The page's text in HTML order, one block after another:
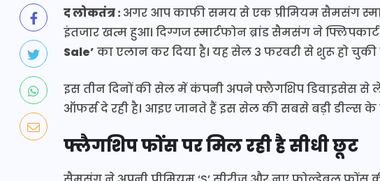
द लोकतंत्र :अगर आप काफी समय से एक प्रीमियम सैमसंग
इंतजार खत्म हुआ। दिग्गज स्मार्टफोन ब्रांड सैमसंग ने
Sale’ का एलान कर दिया है। यह सेल 3 फरवरी से शुरू हो
इस तीन दिनों की सेल में कंपनी अपने फ्लैगशिप डिवाइसेस से
ऑफर्स दे रही है। आइए जानते हैं इस सेल की सबसे बड़ी डील्स के
फ्लैगशिप फोंस पर मिल रही है सीधी छूट